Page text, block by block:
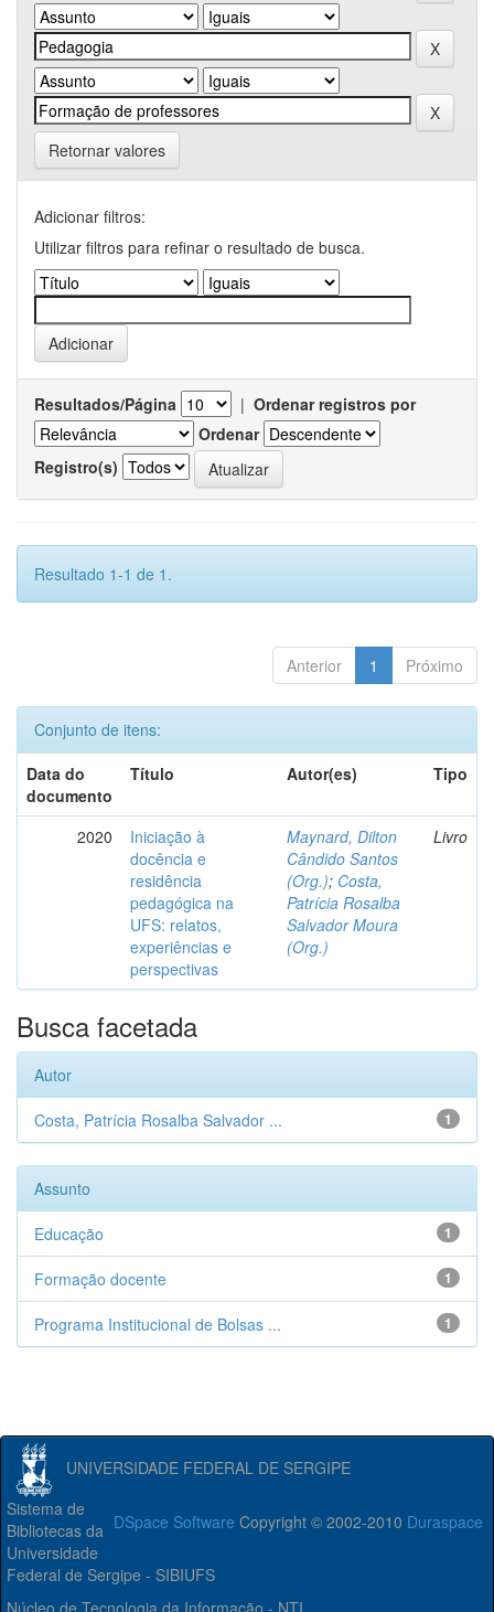
Retornar valores
Adicionar filtros:
Utilizar filtros para refinar o resultado de busca.
Resultados/Página | Ordenar registros por
Ordenar
Registro(s)
Resultado 1-1 de 1.
Anterior 1 Próximo
Conjunto de itens:
Data do
documento
Título Autor(es) Tipo
2020
Iniciação à
docência e
residência
pedagógica na
UFS: relatos,
experiências e
perspectivas
Maynard, Dilton
Cândido Santos
(Org.); Costa,
Patrícia Rosalba
Salvador Moura
(Org.)
Livro
Busca facetada
Autor
1
Costa, Patrícia Rosalba Salvador ...
Assunto
1
Educação
1
Formação docente
1
Programa Institucional de Bolsas ...
UNIVERSIDADE FEDERAL DE SERGIPE
DSpace Software Copyright © 2002-2010 Duraspace
Sistema de
Bibliotecas da
Universidade
Federal de Sergipe - SIBIUFS
Núcleo de Tecnologia da Informação - NTI